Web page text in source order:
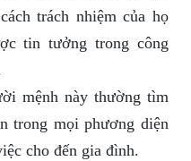
trách nhiệm của họ
tin tưởng trong công
mệnh này thường tìm
trong mọi phương diện
cho đến gia đình.